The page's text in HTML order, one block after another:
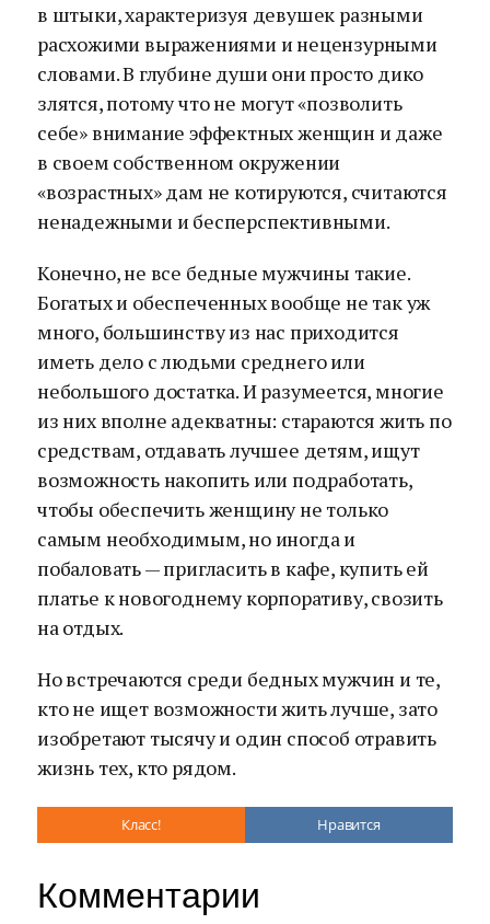
в штыки, характеризуя девушек разными
расхожими выражениями и нецензурными
словами. В глубине души они просто дико
злятся, потому что не могут «позволить
себе» внимание эффектных женщин и даже
в своем собственном окружении
«возрастных» дам не котируются, считаются
ненадежными и бесперспективными.
Конечно, не все бедные мужчины такие.
Богатых и обеспеченных вообще не так уж
много, большинству из нас приходится
иметь дело с людьми среднего или
небольшого достатка. И разумеется, многие
из них вполне адекватны: стараются жить по
средствам, отдавать лучшее детям, ищут
возможность накопить или подработать,
чтобы обеспечить женщину не только
самым необходимым, но иногда и
побаловать — пригласить в кафе, купить ей
платье к новогоднему корпоративу, свозить
на отдых.
Но встречаются среди бедных мужчин и те,
кто не ищет возможности жить лучше, зато
изобретают тысячу и один способ отравить
жизнь тех, кто рядом.
Класс! Нравится
Комментарии